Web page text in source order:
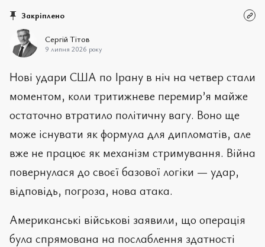
Закріплено
Сергій Тітов
9 липня 2026 року
Нові удари США по Ірану в ніч на четвер стали
моментом, коли тритижневе перемир’я майже
остаточно втратило політичну вагу. Воно ще
може існувати як формула для дипломатів, але
вже не працює як механізм стримування. Війна
повернулася до своєї базової логіки — удар,
відповідь, погроза, нова атака.
Американські військові заявили, що операція
була спрямована на послаблення здатності